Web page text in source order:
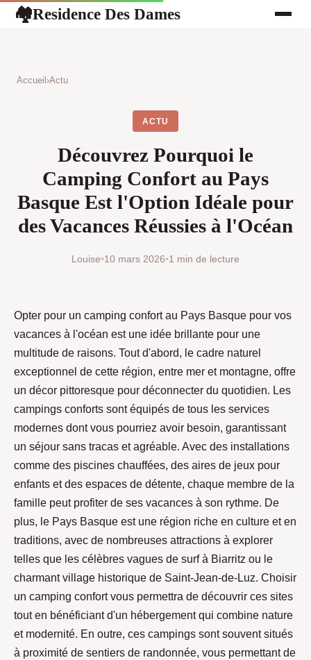
🏘Residence Des Dames
Accueil ›Actu
ACTU
Découvrez Pourquoi le
Camping Confort au Pays
Basque Est l'Option Idéale pour
des Vacances Réussies à l'Océan
Louise•10 mars 2026•1 min de lecture
Opter pour un camping confort au Pays Basque pour vos
vacances à l'océan est une idée brillante pour une
multitude de raisons. Tout d'abord, le cadre naturel
exceptionnel de cette région, entre mer et montagne, offre
un décor pittoresque pour déconnecter du quotidien. Les
campings conforts sont équipés de tous les services
modernes dont vous pourriez avoir besoin, garantissant
un séjour sans tracas et agréable. Avec des installations
comme des piscines chauffées, des aires de jeux pour
enfants et des espaces de détente, chaque membre de la
famille peut profiter de ses vacances à son rythme. De
plus, le Pays Basque est une région riche en culture et en
traditions, avec de nombreuses attractions à explorer
telles que les célèbres vagues de surf à Biarritz ou le
charmant village historique de Saint-Jean-de-Luz. Choisir
un camping confort vous permettra de découvrir ces sites
tout en bénéficiant d'un hébergement qui combine nature
et modernité. En outre, ces campings sont souvent situés
à proximité de sentiers de randonnée, vous permettant de